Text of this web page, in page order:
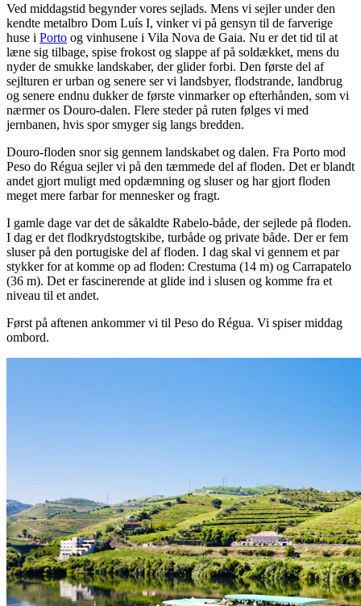
Ved middagstid begynder vores sejlads. Mens vi sejler under den
kendte metalbro Dom Luís I, vinker vi på gensyn til de farverige
huse i Porto og vinhusene i Vila Nova de Gaia. Nu er det tid til at
læne sig tilbage, spise frokost og slappe af på soldækket, mens du
nyder de smukke landskaber, der glider forbi. Den første del af
sejlturen er urban og senere ser vi landsbyer, flodstrande, landbrug
og senere endnu dukker de første vinmarker op efterhånden, som vi
nærmer os Douro-dalen. Flere steder på ruten følges vi med
jernbanen, hvis spor smyger sig langs bredden.
Douro-floden snor sig gennem landskabet og dalen. Fra Porto mod
Peso do Régua sejler vi på den tæmmede del af floden. Det er blandt
andet gjort muligt med opdæmning og sluser og har gjort floden
meget mere farbar for mennesker og fragt.
I gamle dage var det de såkaldte Rabelo-både, der sejlede på floden.
I dag er det flodkrydstogtskibe, turbåde og private både. Der er fem
sluser på den portugiske del af floden. I dag skal vi gennem et par
stykker for at komme op ad floden: Crestuma (14 m) og Carrapatelo
(36 m). Det er fascinerende at glide ind i slusen og komme fra et
niveau til et andet.
Først på aftenen ankommer vi til Peso do Régua. Vi spiser middag
ombord.